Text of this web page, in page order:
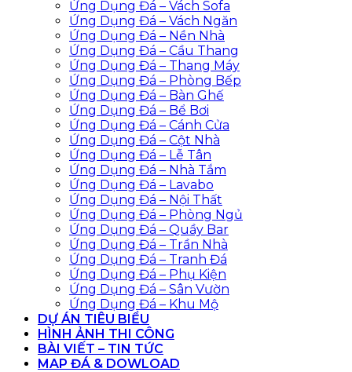
Ứng Dụng Đá – Vách Sofa
Ứng Dụng Đá – Vách Ngăn
Ứng Dụng Đá – Nền Nhà
Ứng Dụng Đá – Cầu Thang
Ứng Dụng Đá – Thang Máy
Ứng Dụng Đá – Phòng Bếp
Ứng Dụng Đá – Bàn Ghế
Ứng Dụng Đá – Bể Bơi
Ứng Dụng Đá – Cánh Cửa
Ứng Dụng Đá – Cột Nhà
Ứng Dụng Đá – Lễ Tân
Ứng Dụng Đá – Nhà Tắm
Ứng Dụng Đá – Lavabo
Ứng Dụng Đá – Nội Thất
Ứng Dụng Đá – Phòng Ngủ
Ứng Dụng Đá – Quầy Bar
Ứng Dụng Đá – Trần Nhà
Ứng Dụng Đá – Tranh Đá
Ứng Dụng Đá – Phụ Kiện
Ứng Dụng Đá – Sân Vườn
Ứng Dụng Đá – Khu Mộ
DỰ ÁN TIÊU BIỂU
HÌNH ẢNH THI CÔNG
BÀI VIẾT – TIN TỨC
MAP ĐÁ & DOWLOAD